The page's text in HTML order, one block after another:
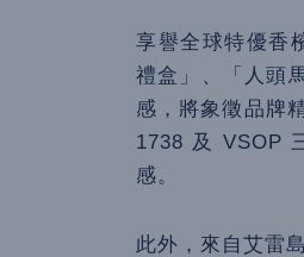
享譽全球特優香
禮盒」、「人頭
感，將象徵品牌
1738 及 VSOP
感。
此外，來自艾雷